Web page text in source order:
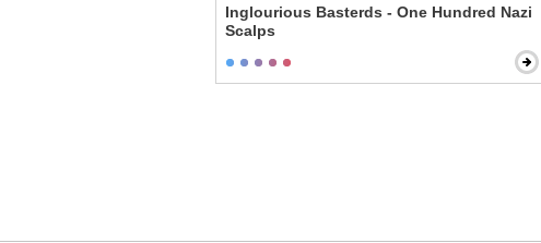
Inglourious Basterds - One Hundred Nazi
Scalps